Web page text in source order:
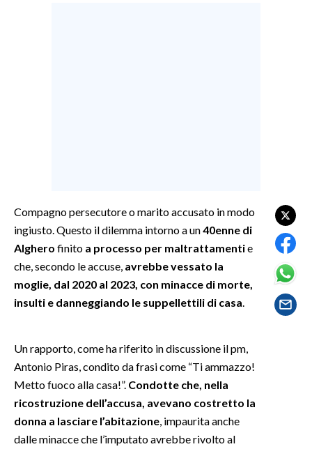
GOSSIP
SALUTE
SARDEGNA TURISMO
NOTIZIE
EVENTI
#CARAUNIONE
Compagno persecutore o marito accusato in modo
ingiusto. Questo il dilemma intorno a un40enne di
Alghero finito a processo per maltrattamentie
che, secondo le accuse, avrebbe vessato la
moglie, dal 2020 al 2023, con minacce di morte,
insulti e danneggiando le suppellettili di casa
Un rapporto, come ha riferito in discussione il pm,
Antonio Piras, condito da frasi come “Ti ammazzo!
Metto fuoco alla casa!”. Condotte che, nella
ricostruzione dell’accusa, avevano costretto la
donna a lasciare l’abitazione , impaurita anche
dalle minacce che l’imputato avrebbe rivolto al